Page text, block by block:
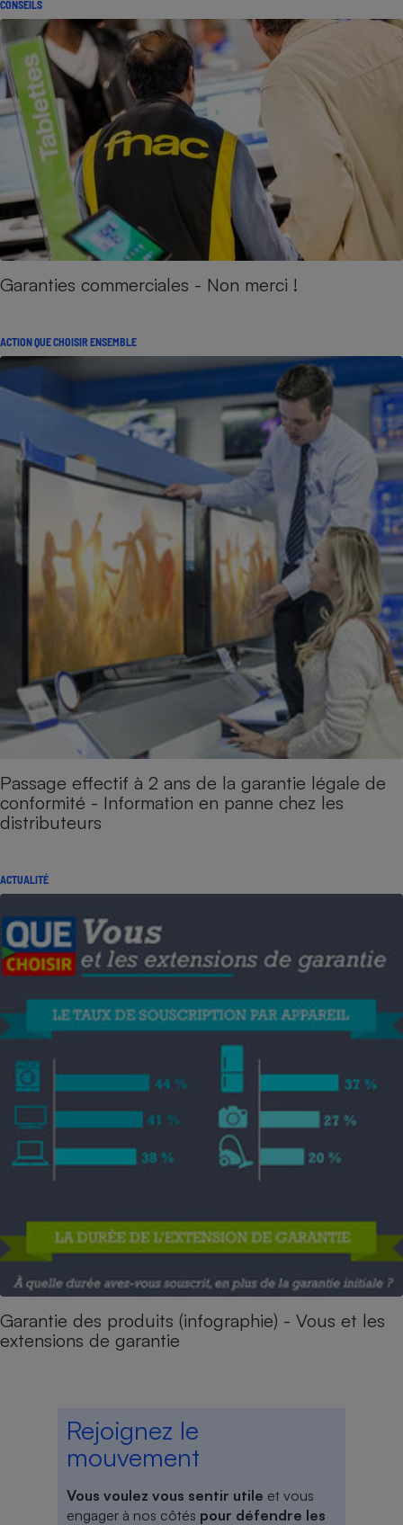
CONSEILS
Garanties commerciales - Non merci !
ACTION QUE CHOISIR ENSEMBLE
Passage effectif à 2 ans de la garantie légale de
conformité - Information en panne chez les
distributeurs
ACTUALITÉ
Garantie des produits (infographie) - Vous et les
extensions de garantie
Rejoignez le
mouvement
Vous voulez vous sentir utile et vous
engager à nos côtés pour défendre les